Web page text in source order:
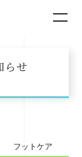
らせ
フットケア